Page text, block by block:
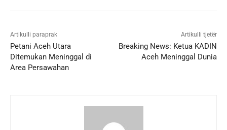
Artikulli paraprak
Petani Aceh Utara
Ditemukan Meninggal di
Area Persawahan
Artikulli tjetër
Breaking News: Ketua KADIN
Aceh Meninggal Dunia